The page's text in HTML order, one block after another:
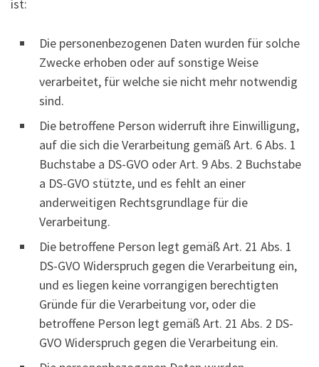
ist:
Die personenbezogenen Daten wurden für solche
Zwecke erhoben oder auf sonstige Weise
verarbeitet, für welche sie nicht mehr notwendig
sind.
Die betroffene Person widerruft ihre Einwilligung,
auf die sich die Verarbeitung gemäß Art. 6 Abs. 1
Buchstabe a DS-GVO oder Art. 9 Abs. 2 Buchstabe
a DS-GVO stützte, und es fehlt an einer
anderweitigen Rechtsgrundlage für die
Verarbeitung.
Die betroffene Person legt gemäß Art. 21 Abs. 1
DS-GVO Widerspruch gegen die Verarbeitung ein,
und es liegen keine vorrangigen berechtigten
Gründe für die Verarbeitung vor, oder die
betroffene Person legt gemäß Art. 21 Abs. 2 DS-
GVO Widerspruch gegen die Verarbeitung ein.